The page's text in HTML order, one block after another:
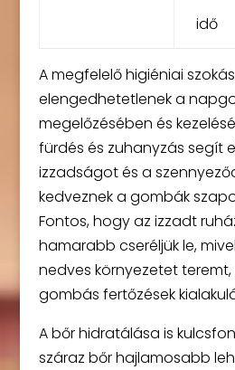
idő
A megfelelő higiéniai
elengedhetetlenek a
megelőzésében és
fürdés és zuhanyzás segít
izzadságot és a
kedveznek a gombák
Fontos, hogy az izzadt
hamarabb cseréljük le,
nedves környezetet
gombás fertőzések
A bőr hidratálása is
száraz bőr hajlamosabb